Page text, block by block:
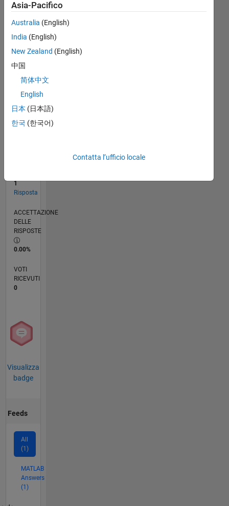
0
L
02/18
01/19
12/19
11/20
10/21
09/22
08/23
07/24
06/25
05/26
02/19
02/20
02/21
02/22
02/23
02/24
02/25
02/26
04/19
06/20
08/21
10/22
12/23
04/26
RANK
302.031
REPUTAZIONE
1
Risposta
ACCETTAZIONE
DELLE
RISPOSTE
0.00%
VOTI
RICEVUTI
0
Visualizza
badge
Feeds
All
(1)
MATLAB
Answers
(1)
Asia-Pacifico
Australia (English)
India (English)
New Zealand (English)
中国
简体中文
English
日本 (日本語)
한국 (한국어)
Contatta l’ufficio locale